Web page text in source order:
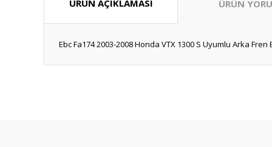
ÜRÜN AÇIKLAMASI ÜRÜN
Ebc Fa174 2003-2008 Honda VTX 1300 S Uyumlu Arka